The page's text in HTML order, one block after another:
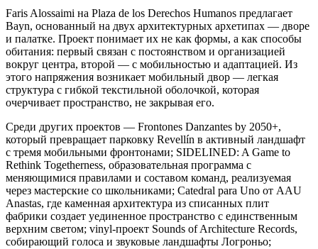
Faris Alossaimi на Plaza de los Derechos Humanos предлагает
Bayn, основанный на двух архитектурных архетипах — дворе
и палатке. Проект понимает их не как формы, а как способы
обитания: первый связан с постоянством и организацией
вокруг центра, второй — с мобильностью и адаптацией. Из
этого напряжения возникает мобильный двор — легкая
структура с гибкой текстильной оболочкой, которая
очерчивает пространство, не закрывая его.
Среди других проектов — Frontones Danzantes by 2050+,
который превращает парковку Revellín в активный ландшафт
с тремя мобильными фронтонами; SIDELINED: A Game to
Rethink Togetherness, образовательная программа с
меняющимися правилами и составом команд, реализуемая
через мастерские со школьниками; Catedral para Uno от AAU
Anastas, где каменная архитектура из списанных плит
фабрики создает уединенное пространство с единственным
верхним светом; vinyl-проект Sounds of Architecture Records,
собирающий голоса и звуковые ландшафты Логроньо;